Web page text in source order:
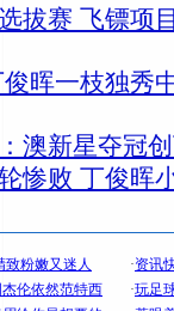
拔赛 飞镖项
晖一枝独秀
澳新星夺冠
惨败 丁俊晖